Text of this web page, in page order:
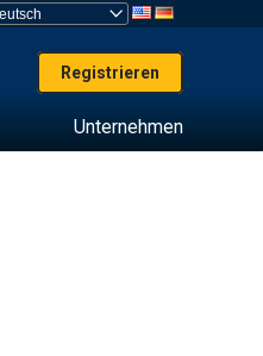
Registrieren
Unternehmen